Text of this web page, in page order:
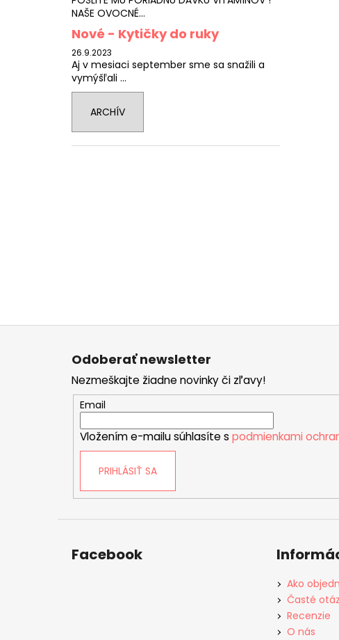
NAŠE OVOCNÉ...
Nové - Kytičky do ruky
26.9.2023
Aj v mesiaci september sme sa snažili a
vymýšľali ...
ARCHÍV
Z
Odoberať newsletter
Nezmeškajte žiadne novinky či zľavy!
Email
Vložením e-mailu súhlasíte s podmienkami
PRIHLÁSIŤ SA
Facebook
Ako
Časté
Recenzie
O nás